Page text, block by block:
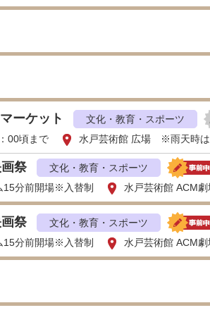
ーケット
文化・教育・スポーツ
00頃まで
水戸芸術館 広場 ※雨天時は
祭
文化・教育・スポーツ
15分前開場※入替制
水戸芸術館 ACM劇
祭
文化・教育・スポーツ
15分前開場※入替制
水戸芸術館 ACM劇